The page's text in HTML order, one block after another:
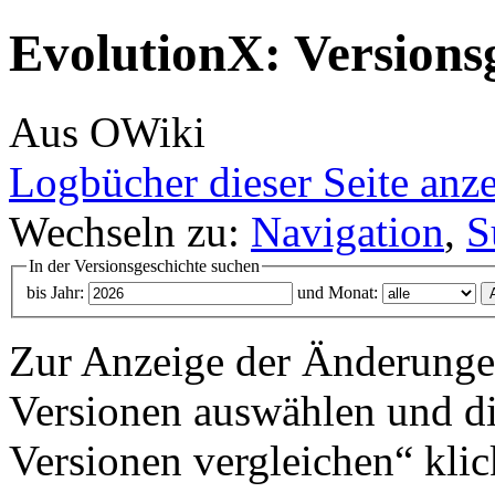
EvolutionX:
Aus OWiki
Logbücher dieser Seite
Wechseln zu: Navigation,
In der Versionsgeschichte suchen
bis Jahr:
und Monat:
Zur Anzeige der
Versionen auswählen und
Versionen vergleichen“